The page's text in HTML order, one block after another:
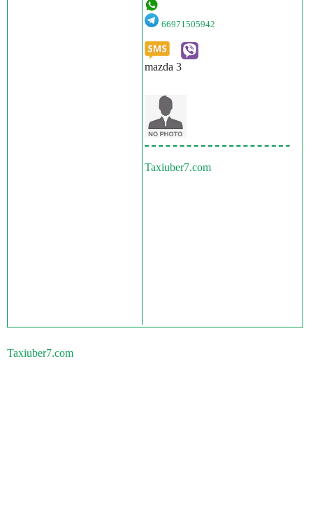
66971505942
mazda 3
Taxiuber7.com
Taxiuber7.com